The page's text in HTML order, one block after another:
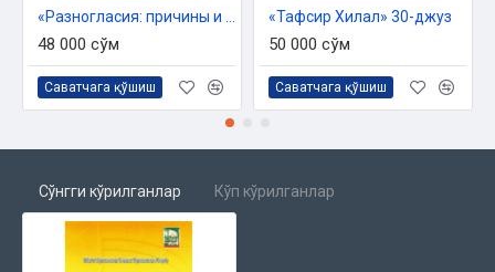
Васатыя в практических требованиях и указаниях
Васатыя в обязательном поклонении
Васатыя в посте
Васатыя в хадже
Васатыя в дополнительных поклонениях
48 000 сўм
Саватчага қўшиш
«Тафсир Хилал» 30-джуз
50 000 сўм
Саватчага қўшиш
Сўнгги кўрилганлар Кўп кўрилганлар